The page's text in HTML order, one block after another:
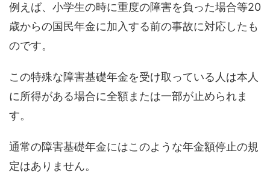
例えば、小学生の時に重度の障害を負った場合等20
歳からの国民年金に加入する前の事故に対応したも
のです。
この特殊な障害基礎年金を受け取っている人は本人
に所得がある場合に全額または一部が止められま
す。
通常の障害基礎年金にはこのような年金額停止の規
定はありません。